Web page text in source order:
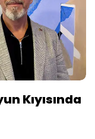
Kıyısında